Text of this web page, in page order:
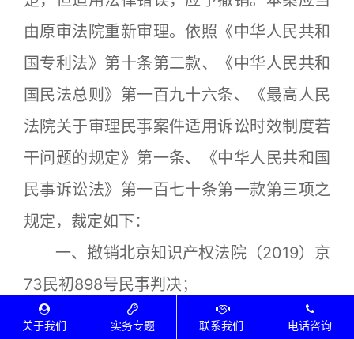
由原审法院重新审理。依照《中华人民共和
国专利法》第十条第二款、《中华人民共和
国民法总则》第一百九十六条、《最高人民
法院关于审理民事案件适用诉讼时效制度若
干问题的规定》第一条、《中华人民共和国
民事诉讼法》第一百七十条第一款第三项之
规定，裁定如下：
一、撤销北京知识产权法院（2019）京
73民初898号民事判决；
二、本案发回北京知识产权法院重审。
关于我们 实务专题 联系我们 电话咨询